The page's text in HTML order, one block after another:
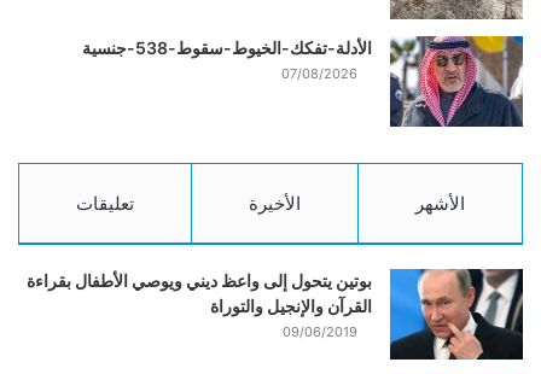
الأدلة-تفكك-الخيوط-سقوط-538-جنسية
07/08/2026
الأشهر الأخيرة تعليقات
بوتين يتحول إلى واعظ ديني ويوصي الأطفال بقراءة
القرآن والإنجيل والتوراة
09/06/2019